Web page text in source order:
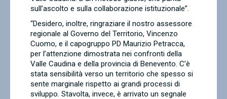
sull’ascolto e sulla collaborazione istituzionale”.
“Desidero, inoltre, ringraziare il nostro assessore
regionale al Governo del Territorio, Vincenzo
Cuomo, e il capogruppo PD Maurizio Petracca,
per l’attenzione dimostrata nei confronti della
Valle Caudina e della provincia di Benevento. C’è
stata sensibilità verso un territorio che spesso si
sente marginale rispetto ai grandi processi di
sviluppo. Stavolta, invece, è arrivato un segnale